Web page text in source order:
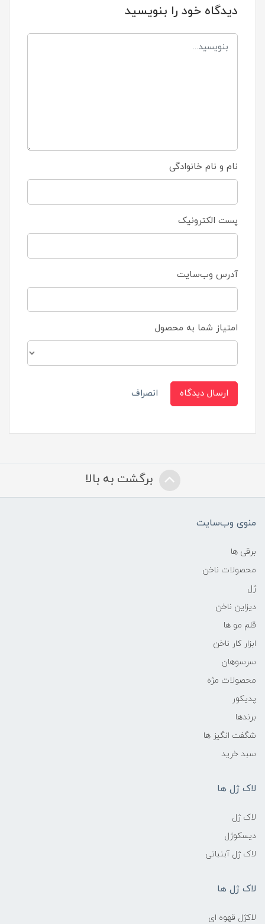
دیدگاه خود را بنویسید
نام و نام خانوادگی
پست الکترونیک
آدرس وب‌سایت
امتیاز شما به محصول
ارسال دیدگاه انصراف
برگشت به بالا
منوی وب‌سایت
برقی ها
محصولات ناخن
ژل
دیزاین ناخن
قلم مو ها
ابزار کار ناخن
سرسوهان
محصولات مژه
پدیکور
برندها
شگفت انگیز ها
سبد خرید
لاک ژل ها
لاک ژل
دیسکوژل
لاک ژل آبنباتی
لاک ژل ها
لاکژل قهوه ای